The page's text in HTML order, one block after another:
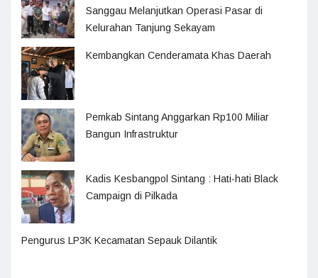
Sanggau Melanjutkan Operasi Pasar di
Kelurahan Tanjung Sekayam
Kembangkan Cenderamata Khas Daerah
Pemkab Sintang Anggarkan Rp100 Miliar
Bangun Infrastruktur
Kadis Kesbangpol Sintang : Hati-hati Black
Campaign di Pilkada
Pengurus LP3K Kecamatan Sepauk Dilantik